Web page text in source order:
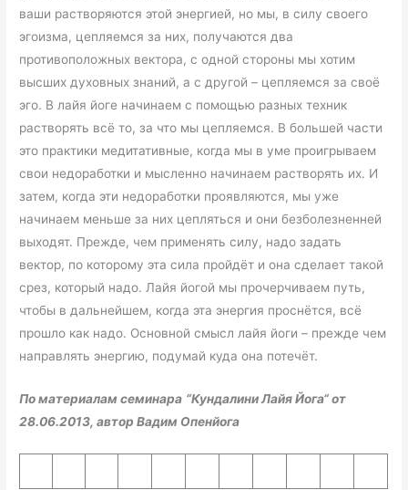
ваши растворяются этой энергией, но мы, в силу своего
эгоизма, цепляемся за них, получаются два
противоположных вектора, с одной стороны мы хотим
высших духовных знаний, а с другой – цепляемся за своё
эго. В лайя йоге начинаем с помощью разных техник
растворять всё то, за что мы цепляемся. В большей части
это практики медитативные, когда мы в уме проигрываем
свои недоработки и мысленно начинаем растворять их. И
затем, когда эти недоработки проявляются, мы уже
начинаем меньше за них цепляться и они безболезненней
выходят. Прежде, чем применять силу, надо задать
вектор, по которому эта сила пройдёт и она сделает такой
срез, который надо. Лайя йогой мы прочерчиваем путь,
чтобы в дальнейшем, когда эта энергия проснётся, всё
прошло как надо. Основной смысл лайя йоги – прежде чем
направлять энергию, подумай куда она потечёт.
По материалам семинара “Кундалини Лайя Йога“от
28.06.2013, автор Вадим Опенйога